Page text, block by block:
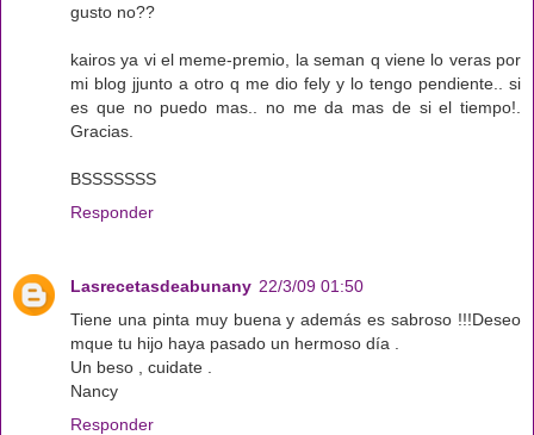
gusto no??
kairos ya vi el meme-premio, la seman q viene lo veras por
mi blog jjunto a otro q me dio fely y lo tengo pendiente.. si
es que no puedo mas.. no me da mas de si el tiempo!.
Gracias.
BSSSSSSS
Responder
Lasrecetasdeabunany 22/3/09 01:50
Tiene una pinta muy buena y además es sabroso !!!Deseo
mque tu hijo haya pasado un hermoso día .
Un beso , cuidate .
Nancy
Responder